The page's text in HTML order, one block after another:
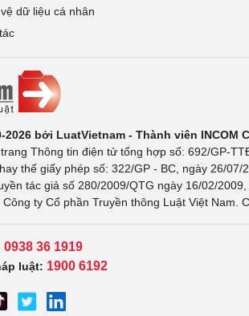
dữ liệu cá nhân
2026 bởi LuatVietnam - Thành viên INCOM
Thông tin điện tử tổng hợp số: 692/GP-
thế giấy phép số: 322/GP - BC, ngày 26/
tác giả số 280/2009/QTG ngày 16/02/
ty Cổ phần Truyền thông Luật Việt Nam.
0938 36 1919
luật: 1900 6192